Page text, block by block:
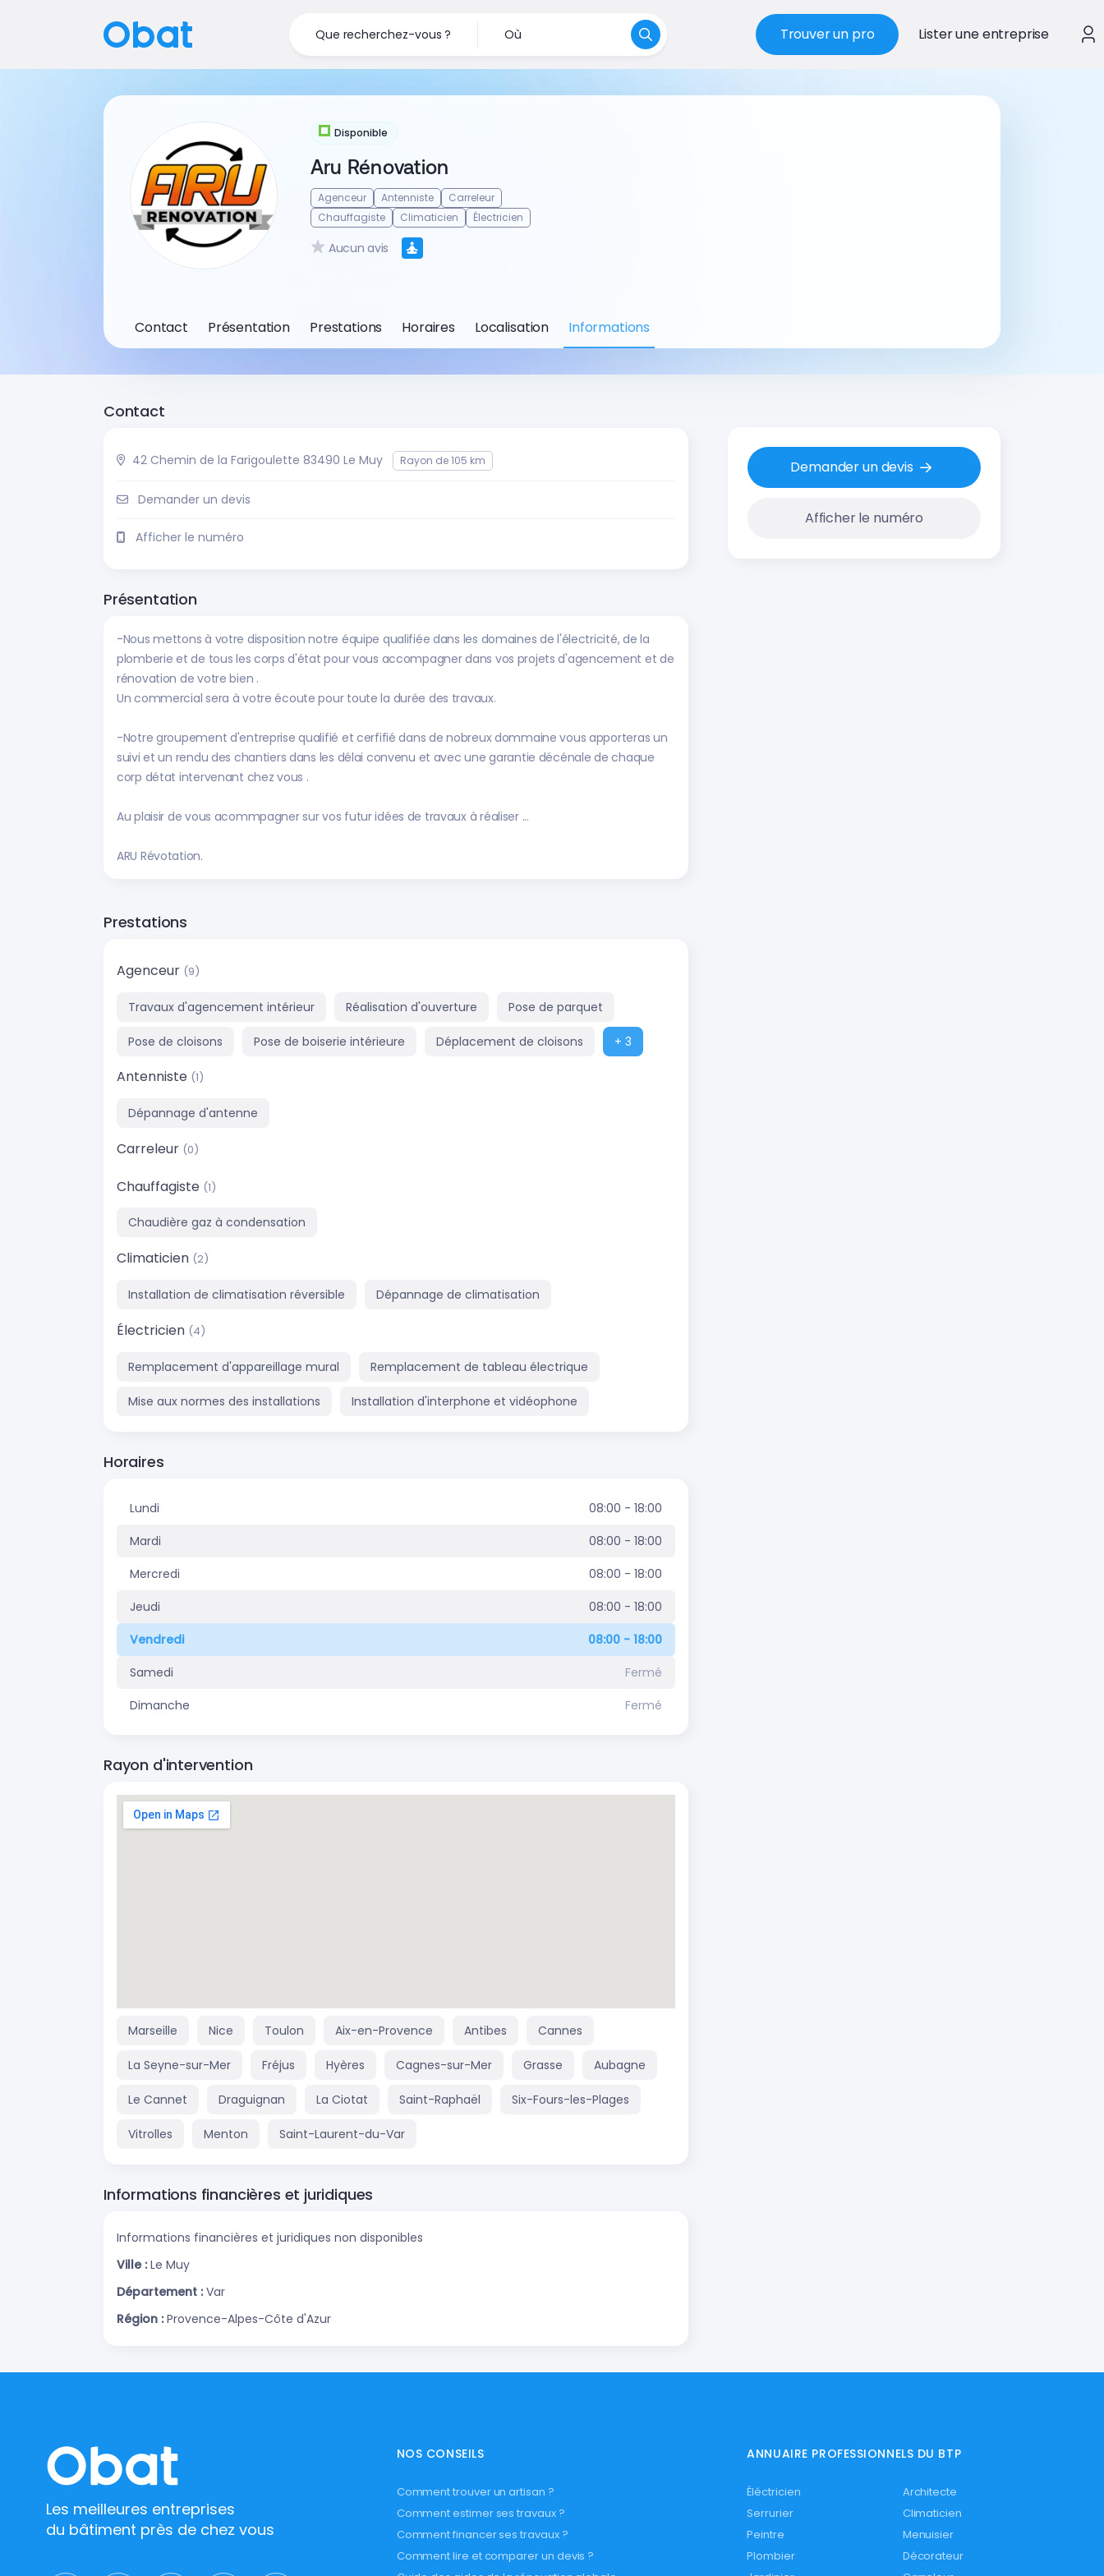
Que recherchez-vous ? Où Trouver un pro Lister une entreprise
Disponible
Aru Rénovation
Agenceur Antenniste
Carreleur
Chauffagiste
Climaticien Électricien
Aucun avis
Contact Présentation Prestations Horaires Localisation Informations
Contact
42 Chemin de la Farigoulette 83490 Le Muy Rayon de 105 km
Demander un devis
Afficher le numéro
Présentation
-Nous mettons à votre disposition notre équipe qualifiée dans les domaines de l'électricité, de la
plomberie et de tous les corps d'état pour vous accompagner dans vos projets d'agencement et de
rénovation de votre bien .
Un commercial sera à votre écoute pour toute la durée des travaux.
-Notre groupement d'entreprise qualifié et cerfifié dans de nobreux dommaine vous apporteras un
suivi et un rendu des chantiers dans les délai convenu et avec une garantie décénale de chaque
corp détat intervenant chez vous .
Au plaisir de vous acommpagner sur vos futur idées de travaux à réaliser ...
ARU Révotation.
Prestations
Agenceur (9)
Travaux d'agencement intérieur Réalisation d'ouverture Pose de parquet
Pose de cloisons Pose de boiserie intérieure Déplacement de cloisons + 3
Antenniste (1)
Dépannage d'antenne
Carreleur (0)
Chauffagiste (1)
Chaudière gaz à condensation
Climaticien (2)
Installation de climatisation réversible Dépannage de climatisation
Électricien (4)
Remplacement d'appareillage mural Remplacement de tableau électrique
Mise aux normes des installations Installation d'interphone et vidéophone
Horaires
Lundi
08:00 - 18:00
Mardi
08:00 - 18:00
Mercredi
08:00 - 18:00
Jeudi
08:00 - 18:00
Vendredi
08:00 - 18:00
Samedi
Fermé
Dimanche
Fermé
Rayon d'intervention
Marseille Nice Toulon Aix-en-Provence Antibes Cannes
La Seyne-sur-Mer Fréjus Hyères Cagnes-sur-Mer Grasse Aubagne
Le Cannet Draguignan La Ciotat Saint-Raphaël Six-Fours-les-Plages
Vitrolles Menton Saint-Laurent-du-Var
Informations financières et juridiques
Informations financières et juridiques non disponibles
Ville : Le Muy
Département : Var
Région : Provence-Alpes-Côte d'Azur
Demander un devis
Afficher le numéro
Les meilleures entreprises
du bâtiment près de chez vous
NOS CONSEILS
Comment trouver un artisan ?
Comment estimer ses travaux ?
Comment financer ses travaux ?
Comment lire et comparer un devis ?
ANNUAIRE PROFESSIONNELS DU BTP
Éléctricien
Architecte
Serrurier
Climaticien
Peintre
Menuisier
Plombier
Décorateur